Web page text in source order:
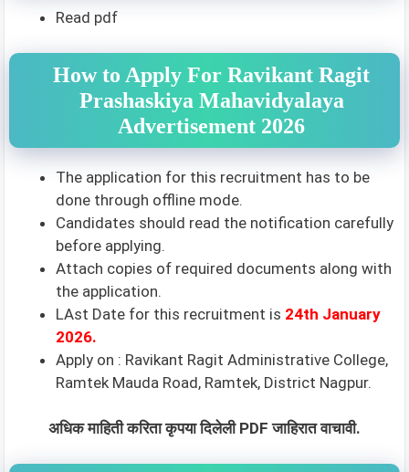
Read pdf
How to Apply For Ravikant Ragit
Prashaskiya Mahavidyalaya
Advertisement 2026
The application for this recruitment has to be
done through offline mode.
Candidates should read the notification carefully
before applying.
Attach copies of required documents along with
the application.
LAst Date for this recruitment is 24th January
2026.
Apply on : Ravikant Ragit Administrative College,
Ramtek Mauda Road, Ramtek, District Nagpur.
अधिक माहिती करिता कृपया दिलेली PDF जाहिरात वाचावी.